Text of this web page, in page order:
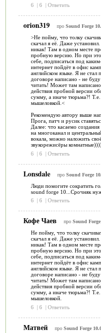
6
| 6 | Ответить
orion319 про Sound Forge
>Не пойму, что толку
скачал я её. Даже
никак! Там в одном месте
пробную версию. Но при
себе, подписаться под
интернет пойдёт в офис
английском языке. Я не стал
договоре написано - не
читать! Может там
действия пробной версии
сумму, а иначе тюрьма?! Т.е.
мышеловкой.<
Рекомендую автору выше
Прога, патч и русик
Далее: что касаемо
на многоканал и
вокала, можно наложить
звукорежисёры
6
| 6 | Ответить
Lonsdale про Sound Forge
Люди помогите сократить
sound forge 10...Срочняк
6
| 6 | Ответить
Кофе Чаев про Sound
Не пойму, что толку
скачал я её. Даже
никак! Там в одном месте
пробную версию. Но при
себе, подписаться под
интернет пойдёт в офис
английском языке. Я не стал
договоре написано - не
читать! Может там
действия пробной версии
сумму, а иначе тюрьма?! Т.е.
мышеловкой.
6
| 6 | Ответить
Матвей про Sound Forge